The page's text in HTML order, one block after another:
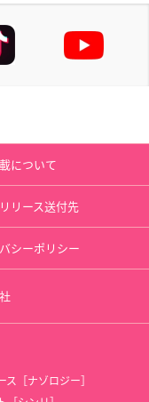
について
リース送付先
シーポリシー
ス［ナゾロジー］